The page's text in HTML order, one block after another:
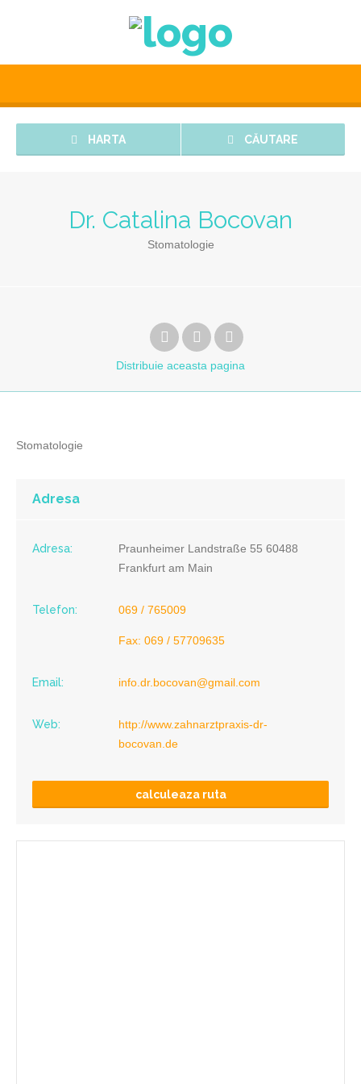
HARTA CĂUTARE
Dr. Catalina Bocovan
Stomatologie
Distribuie aceasta pagina
Stomatologie
Adresa
Adresa:
Praunheimer Landstraße 55 60488
Frankfurt am Main
Telefon: 069 / 765009
Fax: 069 / 57709635
Email: info.dr.bocovan@gmail.com
Web:
http://www.zahnarztpraxis-dr-
bocovan.de
calculeaza ruta